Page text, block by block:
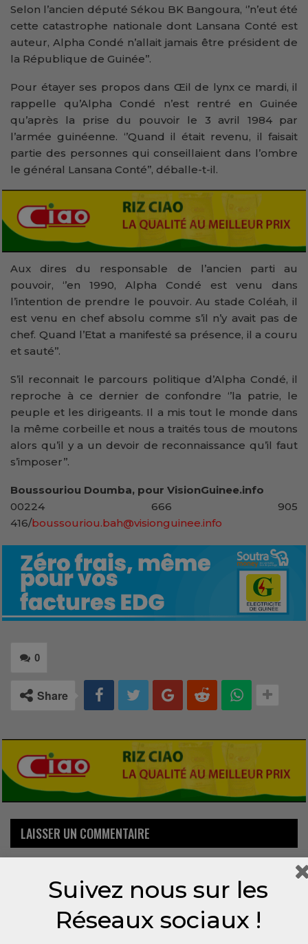
Selon l’ancien député Sékou BK Bangoura, ‘’n’eut été
cette catastrophe nationale dont Lansana Conté est
auteur, Alpha Condé n’allait jamais être président de
la République de Guinée’’.
Pour étayer ses propos dans Œil de lynx ce mardi, il
rappelle qu’Alpha Condé n’est rentré en Guinée
qu’après la prise du pouvoir le 3 avril 1984 par
l’armée guinéenne. ‘’Quand il était revenu, il faisait
partie des personnes qui conseillaient dans l’ombre
le général Lansana Conté’’, déballe-t-il.
Aux dires du responsable de l’ancien parti au
pouvoir, ‘’en 1990, Alpha Condé est venu dans
l’intention de prendre le pouvoir. Au stade Coléah, il
est venu en chef absolu comme s’il n’y avait pas de
chef. Quand l’Etat a manifesté sa présence, il a couru
et sauté’’.
S’il reconnait le parcours politique d’Alpha Condé, il
reproche à ce dernier de confondre ‘’la patrie, le
peuple et les dirigeants. Il a mis tout le monde dans
la même corbeille et nous a traités tous de moutons
alors qu’il y a un devoir de reconnaissance qu’il faut
s’imposer’’.
Boussouriou Doumba, pour VisionGuinee.info
00224 666 905
416/boussouriou.bah@visionguinee.info
0
Share
LAISSER UN COMMENTAIRE
Suivez nous sur les
Réseaux sociaux !